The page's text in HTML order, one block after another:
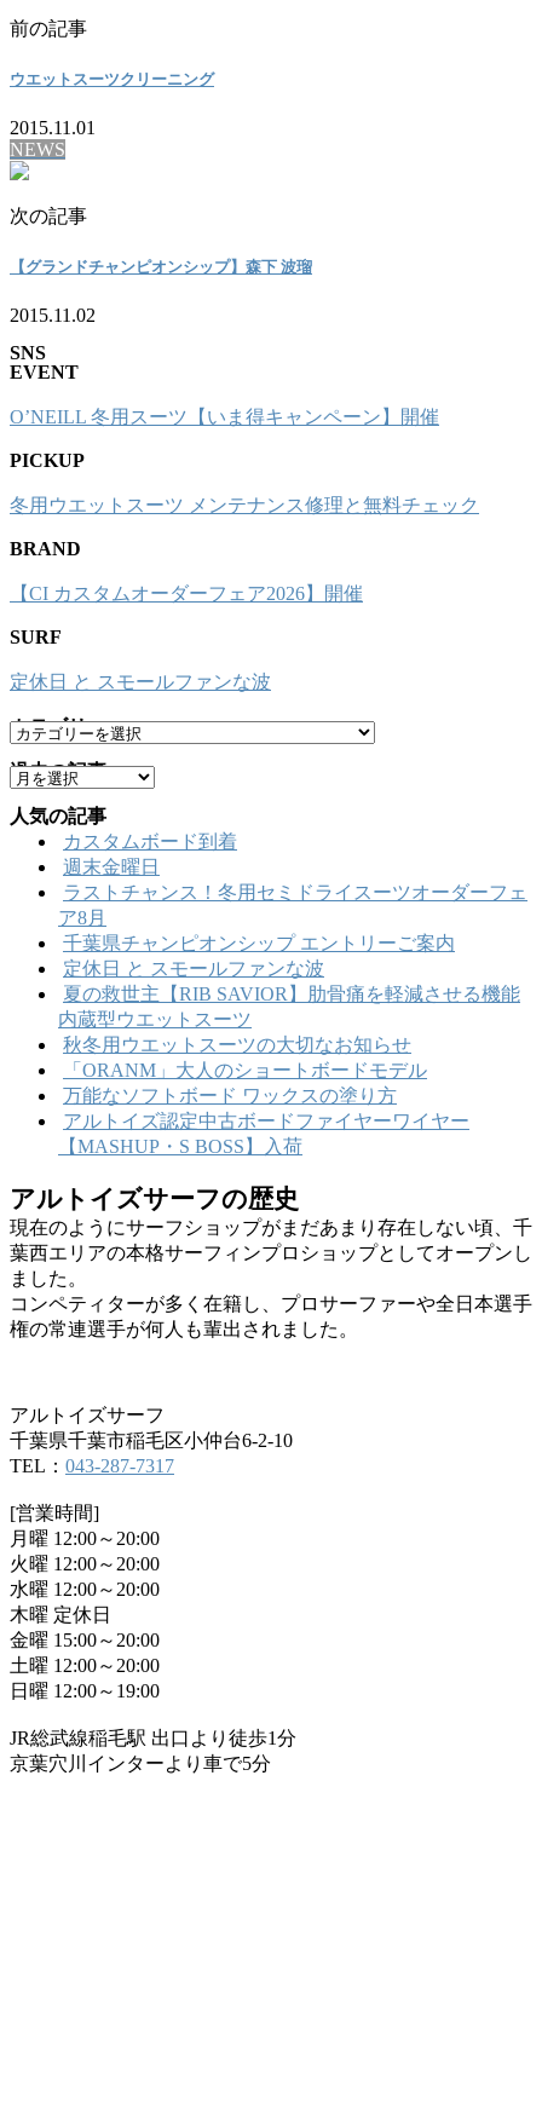
前の記事
ウエットスーツクリーニング
2015.11.01
NEWS
次の記事
【グランドチャンピオンシップ】森下 波瑠
2015.11.02
SNS
EVENT
O’NEILL 冬用スーツ【いま得キャンペーン】開催
PICKUP
冬用ウエットスーツ メンテナンス修理と無料チェック
BRAND
【CI カスタムオーダーフェア2026】開催
SURF
定休日 と スモールファンな波
カテゴリー
カ
テ
ゴ
リ
ー
過去の記事
ア
ー
カ
人気の記事
カスタムボード到着
週末金曜日
ラストチャンス！冬用セミドライスーツオーダーフェ
ア8月
千葉県チャンピオンシップ エントリーご案内
定休日 と スモールファンな波
夏の救世主【RIB SAVIOR】肋骨痛を軽減させる機能
内蔵型ウエットスーツ
秋冬用ウエットスーツの大切なお知らせ
「ORANM」大人のショートボードモデル
万能なソフトボード ワックスの塗り方
アルトイズ認定中古ボードファイヤーワイヤー
【MASHUP・S BOSS】入荷
アルトイズサーフの歴史
現在のようにサーフショップがまだあまり存在しない頃、千
葉西エリアの本格サーフィンプロショップとしてオープンし
ました。
コンペティターが多く在籍し、プロサーファーや全日本選手
権の常連選手が何人も輩出されました。
アルトイズサーフ
千葉県千葉市稲毛区小仲台6-2-10
TEL： 043-287-7317
[営業時間]
月曜 12:00～20:00
火曜 12:00～20:00
水曜 12:00～20:00
木曜 定休日
金曜 15:00～20:00
土曜 12:00～20:00
日曜 12:00～19:00
JR総武線稲毛駅 出口より徒歩1分
京葉穴川インターより車で5分